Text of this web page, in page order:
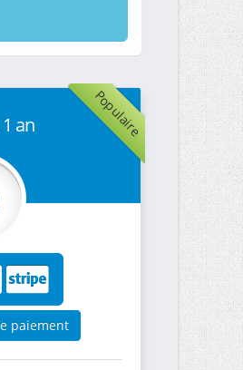
Populaire
an
paiement